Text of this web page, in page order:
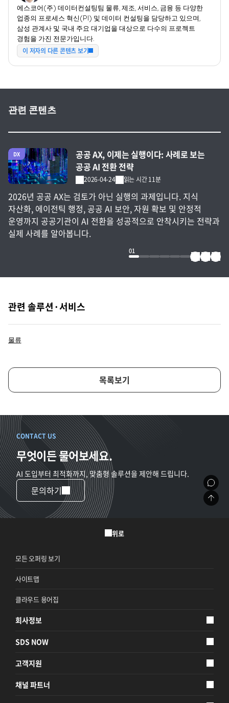
에스코어(주) 데이터컨설팅팀 물류, 제조, 서비스, 금융 등 다양한
업종의 프로세스 혁신(PI) 및 데이터 컨설팅을 담당하고 있으며,
삼성 관계사 및 국내 주요 대기업을 대상으로 다수의 프로젝트
경험을 가진 전문가입니다.
이 저자의 다른 콘텐츠 보기
관련 콘텐츠
전체 글 보기
DX
2026-04-24 읽는 시간 11분
공공 AX, 이제는 실행이다: 사례로 보는
공공 AI 전환 전략
2026년 공공 AX는 검토가 아닌 실행의 과제입니다. 지식
자산화, 에이전틱 행정, 공공 AI 보안, 자원 확보 및 안정적
운영까지 공공기관이 AI 전환을 성공적으로 안착시키는 전략과
실제 사례를 알아봅니다.
01
관련 솔루션·서비스
물류
목록보기
CONTACT US
무엇이든 물어보세요.
AI 도입부터 최적화까지, 맞춤형 솔루션을 제안해 드립니다.
문의하기
위로
모든 오퍼링 보기
사이트맵
클라우드 용어집
회사정보
SDS NOW
고객지원
채널 파트너